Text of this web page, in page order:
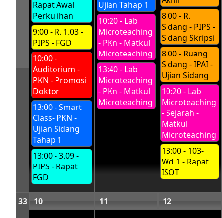
Rapat Awal
Perkulihan
9:00 - R. 1.03 -
PIPS - FGD
10:00 -
Auditorium -
PKN - Promosi
Doktor
13:00 - Smart
Class- PKN -
Ujian Sidang
Tahap 1
13:00 - 3.09 -
PIPS - Rapat
FGD
Ujian Tahap 1
10:20 - Lab
Microteaching
- PKn - Matkul
Microteaching
13:40 - Lab
Microteaching
- PKn - Matkul
Microteaching
8:00 - R.
Sidang - PIPS -
Sidang Skripsi
8:00 - Ruang
Sidang - IPAI -
Ujian Sidang
10:20 - Lab
Microteaching
- Sejarah -
Matkul
Microteaching
13:00 - 103-
Wd 1 - Rapat
ISOT
33 10 11 12